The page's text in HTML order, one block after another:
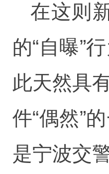
在这则
的“自曝”
此天然具
件“偶然”
是宁波交